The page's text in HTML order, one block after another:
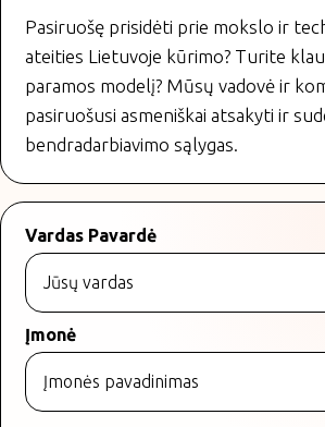
Pasiruošę prisidėti prie mokslo ir
ateities Lietuvoje kūrimo? Turite
paramos modelį? Mūsų vadovė ir
pasiruošusi asmeniškai atsakyti ir
bendradarbiavimo sąlygas.
Vardas Pavardė
Įmonė